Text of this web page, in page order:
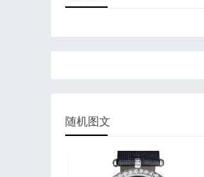
随机图文